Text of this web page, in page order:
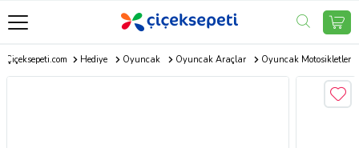
Çiçeksepeti.com Hediye Oyuncak Oyuncak Araçlar Oyuncak Motosikletler